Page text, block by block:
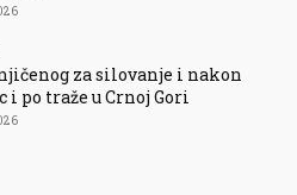
za silovanje i nakon
i po traže u Crnoj Gori